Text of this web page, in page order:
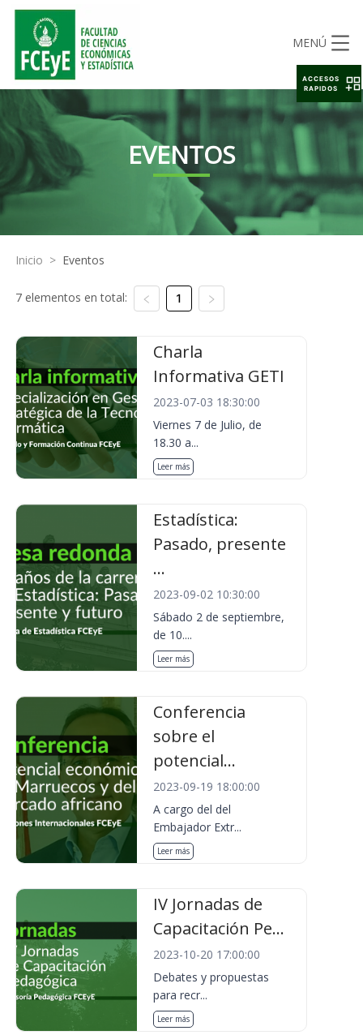
MENÚ
EVENTOS
Inicio > Eventos
7 elementos en total: 1
Charla
Informativa GETI
2023-07-03 18:30:00
Viernes 7 de Julio, de
18.30 a...
Leer más
Estadística:
Pasado, presente
...
2023-09-02 10:30:00
Sábado 2 de septiembre,
de 10....
Leer más
Conferencia
sobre el
potencial...
2023-09-19 18:00:00
A cargo del del
Embajador Extr...
Leer más
IV Jornadas de
Capacitación Pe...
2023-10-20 17:00:00
Debates y propuestas
para recr...
Leer más
ACCESOS
RAPIDOS